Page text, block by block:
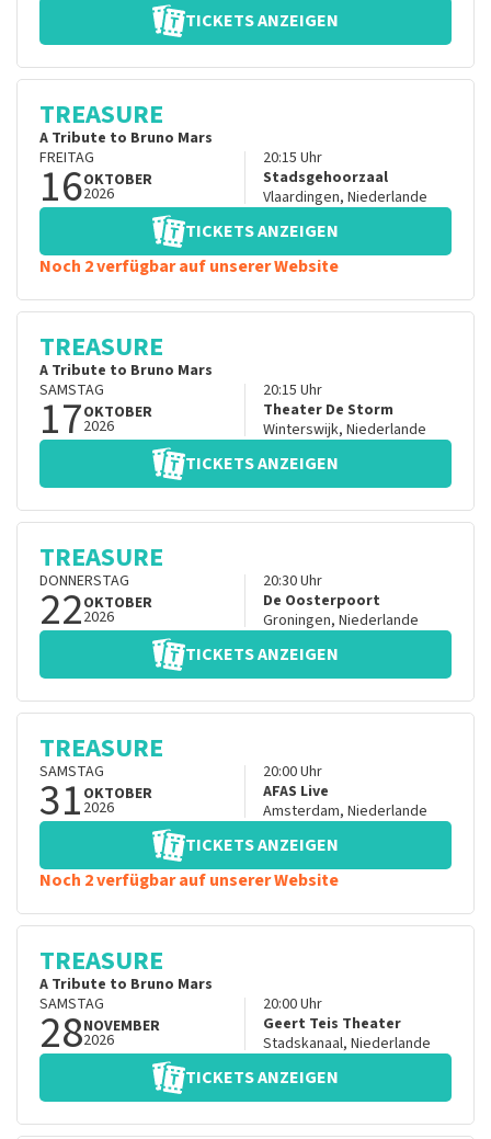
TICKETS ANZEIGEN
TREASURE
A Tribute to Bruno Mars
FREITAG
16OKTOBER
2026
20:15 Uhr
Stadsgehoorzaal
Vlaardingen, Niederlande
TICKETS ANZEIGEN
Noch 2 verfügbar auf unserer Website
TREASURE
A Tribute to Bruno Mars
SAMSTAG
17OKTOBER
2026
20:15 Uhr
Theater De Storm
Winterswijk, Niederlande
TICKETS ANZEIGEN
TREASURE
DONNERSTAG
22OKTOBER
2026
20:30Uhr
De Oosterpoort
Groningen, Niederlande
TICKETS ANZEIGEN
TREASURE
SAMSTAG
31 OKTOBER
2026
20:00Uhr
AFAS Live
Amsterdam, Niederlande
TICKETS ANZEIGEN
Noch 2 verfügbar auf unserer Website
TREASURE
A Tribute to Bruno Mars
SAMSTAG
28NOVEMBER
2026
20:00Uhr
Geert Teis Theater
Stadskanaal, Niederlande
TICKETS ANZEIGEN